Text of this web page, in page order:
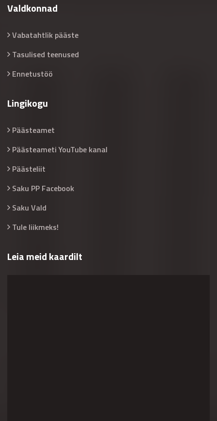
Valdkonnad
Vabatahtlik pääste
Tasulised teenused
Ennetustöö
Lingikogu
Päästeamet
Päästeameti YouTube kanal
Päästeliit
Saku PP Facebook
Saku Vald
Tule liikmeks!
Leia meid kaardilt